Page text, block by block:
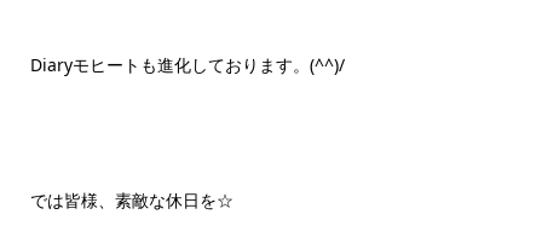
Diaryモヒートも進化しております。(^^)/
では皆様、素敵な休日を☆